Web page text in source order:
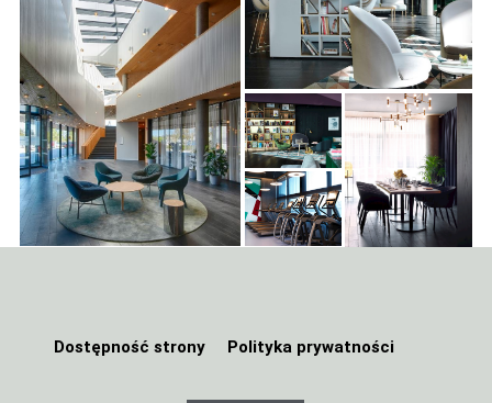
Dostępność strony Polityka prywatności